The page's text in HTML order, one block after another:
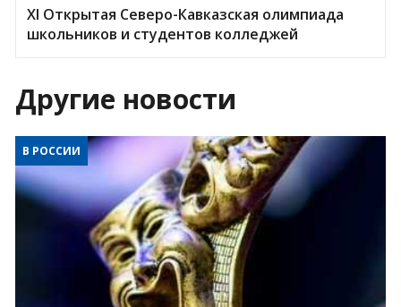
XI Открытая Северо-Кавказская олимпиада
школьников и студентов колледжей
Другие новости
В РОССИИ